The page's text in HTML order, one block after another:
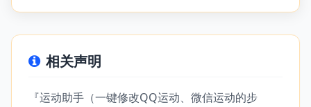
相关声明
『运动助手（一键修改QQ运动、微信运动的步